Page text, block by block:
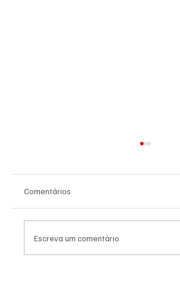
Comentários
Escreva um comentário